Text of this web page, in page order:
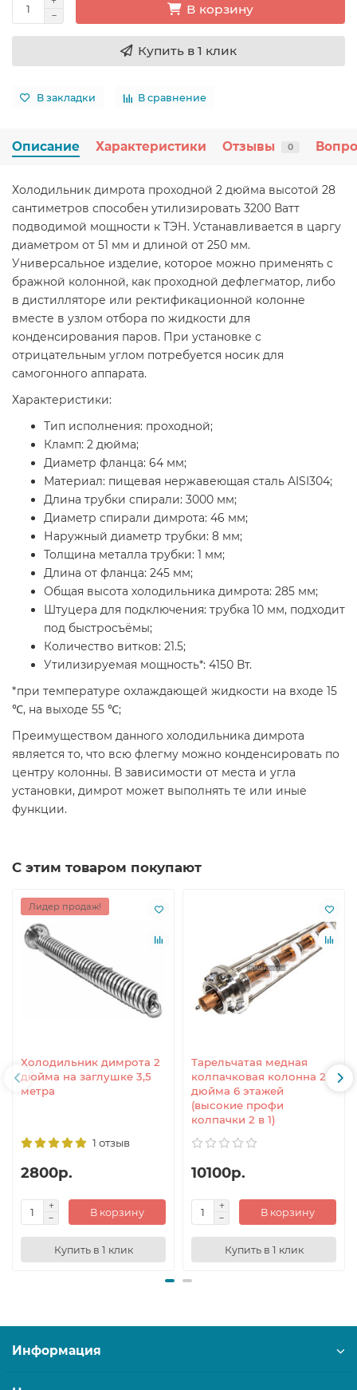
В корзину
Купить в 1 клик
В закладки В сравнение
Описание Характеристики Отзывы 0
Холодильник димрота проходной 2 дюйма высотой 28
сантиметров способен утилизировать 3200 Ватт
подводимой мощности к ТЭН. Устанавливается в царгу
диаметром от 51 мм и длиной от 250 мм.
Универсальное изделие, которое можно применять с
бражной колонной, как проходной дефлегматор, либо
в дистилляторе или ректификационной колонне
вместе в узлом отбора по жидкости для
конденсирования паров. При установке с
отрицательным углом потребуется носик для
самогонного аппарата.
Характеристики:
Тип исполнения: проходной;
Кламп: 2 дюйма;
Диаметр фланца: 64 мм;
Материал: пищевая нержавеющая сталь AISI304;
Длина трубки спирали: 3000 мм;
Диаметр спирали димрота: 46 мм;
Наружный диаметр трубки: 8 мм;
Толщина металла трубки: 1 мм;
Длина от фланца: 245 мм;
Общая высота холодильника димрота: 285 мм;
Штуцера для подключения: трубка 10 мм, подходит
под быстросъёмы;
Количество витков: 21.5;
Утилизируемая мощность*: 4150 Вт.
*при температуре охлаждающей жидкости на входе 15
℃, на выходе 55 ℃;
Преимуществом данного холодильника димрота
является то, что всю флегму можно конденсировать по
центру колонны. В зависимости от места и угла
установки, димрот может выполнять те или иные
функции.
С этим товаром покупают
Лидер продаж!
Холодильник димрота 2
дюйма на заглушке 3,5
метра
1 отзыв
2800р.
В корзину
Купить в 1 клик
Тарельчатая медная
колпачковая колонна 2
дюйма 6 этажей
(высокие профи
колпачки 2 в 1)
10100р.
В корзину
Купить в 1 клик
Информация